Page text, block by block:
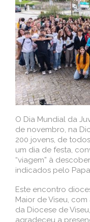
O Dia Mundial da
de novembro, na
200 jovens, de
um dia de festa,
“viagem” à
indicados pelo
Este encontro
Maior de Viseu,
da Diocese de
agradeceu a